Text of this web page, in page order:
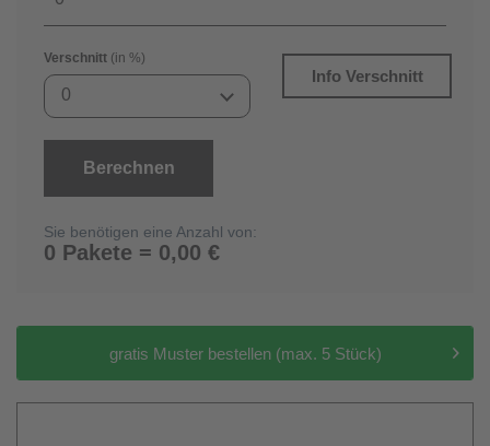
Verschnitt (in %)
0
Info Verschnitt
Berechnen
Sie benötigen eine Anzahl von:
0 Pakete = 0,00 €
gratis Muster bestellen (max. 5 Stück)